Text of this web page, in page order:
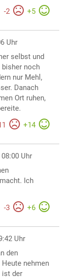
-2 +5
Uhr
selbst und
bisher noch
nur Mehl,
Danach
Ort ruhen,
+14
Uhr
Ich
-3 +6
Uhr
den
nehmen
ist der